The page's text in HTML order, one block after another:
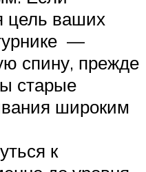
цель ваших
—
спину, прежде
старые
широким
к